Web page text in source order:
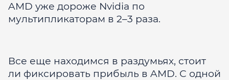
AMD уже дороже Nvidia по
мультипликаторам в 2–3 раза.
Все еще находимся в раздумьях, стоит
ли фиксировать прибыль в AMD. С одной